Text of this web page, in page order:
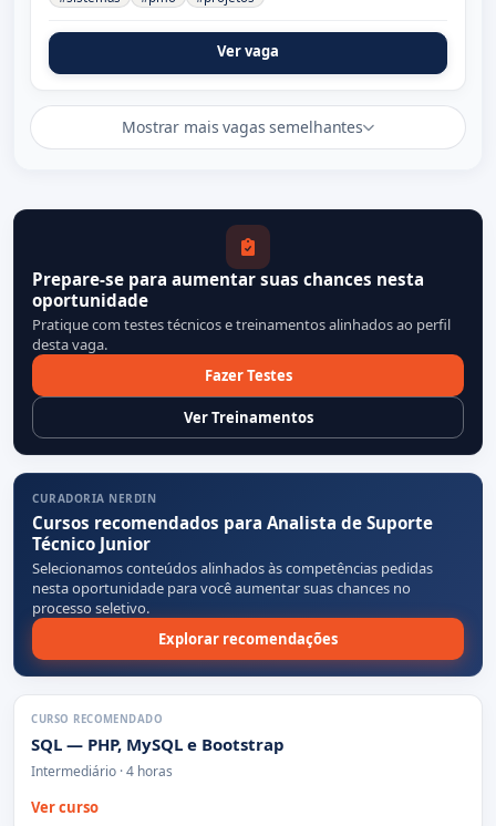
Ver vaga
Mostrar mais vagas semelhantes
Prepare-se para aumentar suas chances nesta
oportunidade
Pratique com testes técnicos e treinamentos alinhados ao perfil
desta vaga.
Fazer Testes
Ver Treinamentos
CURADORIA NERDIN
Cursos recomendados para Analista de Suporte
Técnico Junior
Selecionamos conteúdos alinhados às competências pedidas
nesta oportunidade para você aumentar suas chances no
processo seletivo.
Explorar recomendações
CURSO RECOMENDADO
SQL — PHP, MySQL e Bootstrap
Intermediário · 4 horas
Ver curso